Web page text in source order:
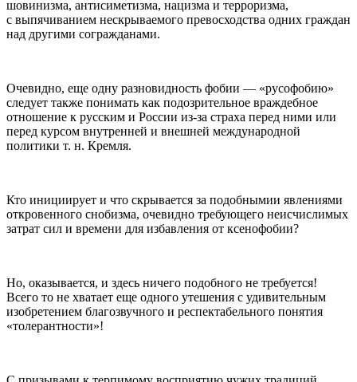
шовинизма, антисиметизма, нацизма и терроризма,
с выпячиванием нескрываемого превосходства одних граждан
над другими согражданами.
Очевидно, еще одну разновидность фобии — «русофобию»
следует также понимать как подозрительное враждебное
отношение к русским и России из-за страха перед ними или
перед курсом внутренней и внешней международной
политики т. н. Кремля.
Кто инициирует и что скрывается за подобнымии явлениями
откровенного снобизма, очевидно требующего неисчислимых
затрат сил и времени для избавления от ксенофобии?
Но, оказывается, и здесь ничего подобного не требуется!
Всего то не хватает еще одного утешения с удивительным
изобретением благозвучного и респектабельного понятия
«толерантности»!